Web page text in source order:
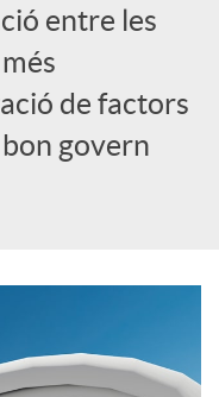
entre les
de factors
govern